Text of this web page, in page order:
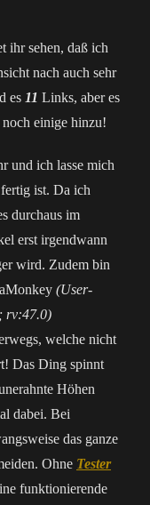
ihr sehen, daß ich
nach auch sehr
es 11 Links, aber es
einige hinzu!
und ich lasse mich
ist. Da ich
durchaus im
erst irgendwann
wird. Zudem bin
(User-
rv:47.0)
welche nicht
Das Ding spinnt
Höhen
dabei. Bei
das ganze
Ohne Tester
funktionierende